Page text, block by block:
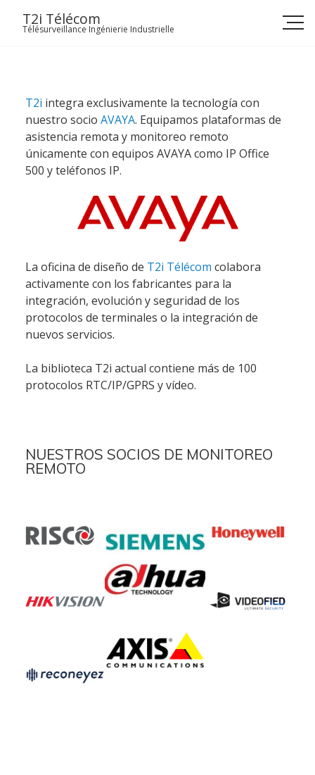
T2i Télécom
Télésurveillance Ingénierie Industrielle
T2i integra exclusivamente la tecnología con
nuestro socio AVAYA. Equipamos plataformas de
asistencia remota y monitoreo remoto
únicamente con equipos AVAYA como IP Office
500 y teléfonos IP.
La oficina de diseño de T2i Télécom colabora
activamente con los fabricantes para la
integración, evolución y seguridad de los
protocolos de terminales o la integración de
nuevos servicios.
La biblioteca T2i actual contiene más de 100
protocolos RTC/IP/GPRS y vídeo.
NUESTROS SOCIOS DE MONITOREO
REMOTO